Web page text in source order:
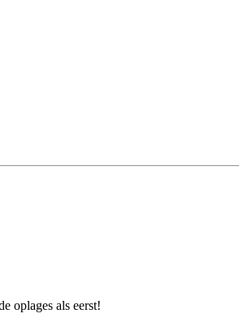
oplages als eerst!